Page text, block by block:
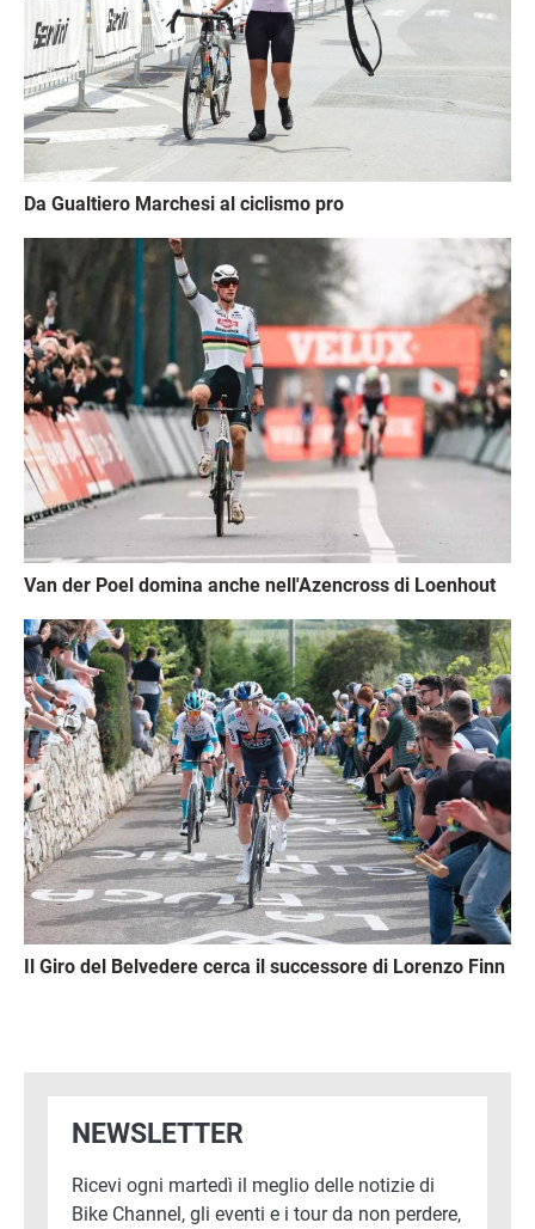
Da Gualtiero Marchesi al ciclismo pro
Van der Poel domina anche nell'Azencross di Loenhout
Immagine
Il Giro del Belvedere cerca il successore di Lorenzo Finn
NEWSLETTER
Ricevi ogni martedì il meglio delle notizie di
Bike Channel, gli eventi e i tour da non perdere,